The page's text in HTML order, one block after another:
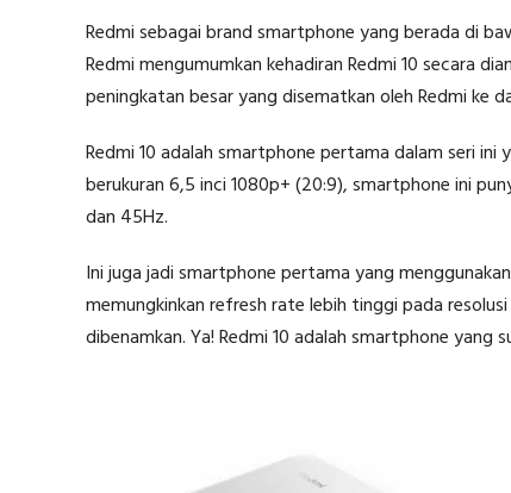
Redmi sebagai brand smartphone yang berada di
Redmi mengumumkan kehadiran Redmi 10 secara
peningkatan besar yang disematkan oleh Redmi ke
Redmi 10 adalah smartphone pertama dalam seri
berukuran 6,5 inci 1080p+ (20:9), smartphone ini
dan 45Hz.
Ini juga jadi smartphone pertama yang
memungkinkan refresh rate lebih tinggi pada
dibenamkan. Ya! Redmi 10 adalah smartphone yang